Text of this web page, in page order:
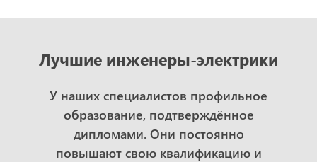
Лучшие инженеры-электрики
У наших специалистов профильное
образование, подтверждённое
дипломами. Они постоянно
повышают свою квалификацию и